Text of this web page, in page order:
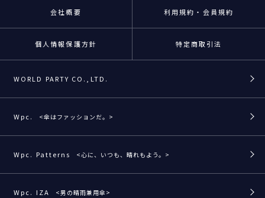
会社概要 利用規約・会員規約
個人情報保護方針 特定商取引法
WORLD PARTY CO.,LTD.
Wpc. <傘はファッションだ。>
Wpc. Patterns <心に、いつも、晴れもよう。>
Wpc. IZA <男の晴雨兼用傘>